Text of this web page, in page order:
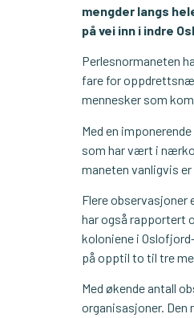
mengder langs
på vei inn i indre
Perlesnormaneten
fare for
mennesker som
Med en
som har vært i
maneten vanligvis
Flere observasjoner
har også rapportert
koloniene i
på opptil to til tre
Med økende antall
organisasjoner.